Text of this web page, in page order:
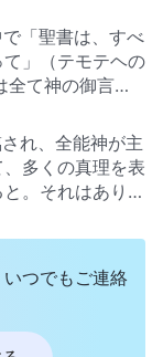
「聖書は、すべ
」（テモテヘの
て神の御言葉
す。主を信じる
ことは主を信じ
ないことになり
で良いのです。
受け入れなくて
れ、全能神が主
多くの真理を表
。それはあり得
と働きは聖書の
聖書の中にあ
限り天国に入れ
で、それから逸
ます。違います
つでもご連絡